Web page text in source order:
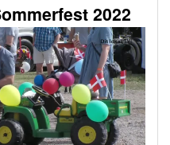
2022